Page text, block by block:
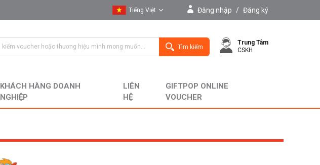
Tiếng Việt
English
Đăng nhập / Đăng ký
Tìm kiếm
Trung Tâm
CSKH
KHÁCH HÀNG DOANH
NGHIỆP
LIÊN
HỆ
GIFTPOP ONLINE
VOUCHER